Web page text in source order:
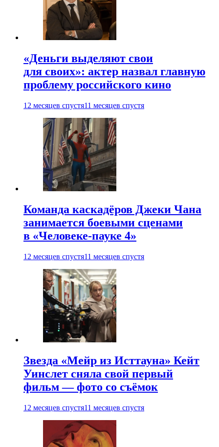
«Деньги выделяют свои
для своих»: актер назвал главную
проблему российского кино
12 месяцев спустя11 месяцев спустя
Команда каскадёров Джеки Чана
занимается боевыми сценами
в «Человеке-пауке 4»
12 месяцев спустя11 месяцев спустя
Звезда «Мейр из Исттауна» Кейт
Уинслет сняла свой первый
фильм — фото со съёмок
12 месяцев спустя11 месяцев спустя